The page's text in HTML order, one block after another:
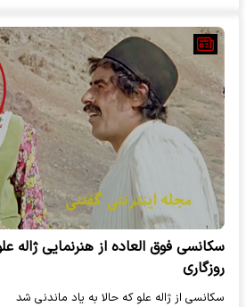
سکانسی فوق العاده از هنرنمایی ژاله
روزگاری
سکانسی از ژاله علو که حالا به یاد ماندنی شد